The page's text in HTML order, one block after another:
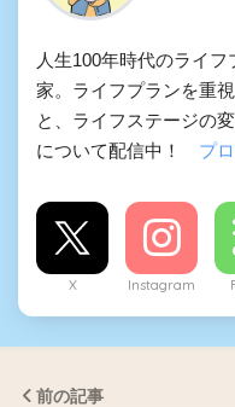
人生100年時代のライ
家。ライフプランを重
と、ライフステージの
について配信中！ プ
X Instagram
前の記事